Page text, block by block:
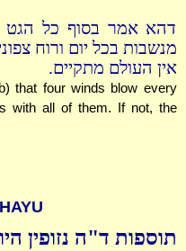
דהא אמר בסוף כל הגט
מנשבות בכל יום ורוח
אין העולם מתקיים.
that four winds blow every
with all of them. If not, the
תוספות ד"ה נזופין היו